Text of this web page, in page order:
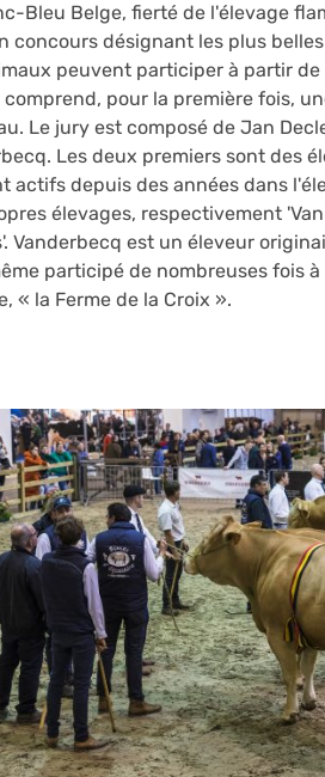
Bleu Belge, fierté de l'élevage
concours désignant les plus
peuvent participer à partir de
pour la première fois,
Le jury est composé de Jan
Les deux premiers sont des
actifs depuis des années dans
élevages, respectivement
Vanderbecq est un éleveur
participé de nombreuses fois
« la Ferme de la Croix ».